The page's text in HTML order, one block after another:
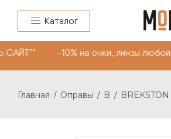
Каталог
-10% на очки, линзы
Главная / Оправы / B / BREKSTON